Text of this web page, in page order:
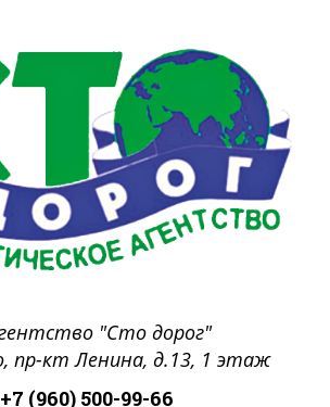
"Сто дорог"
пр-кт Ленина, д.13, 1 этаж
+7 (960) 500-99-66